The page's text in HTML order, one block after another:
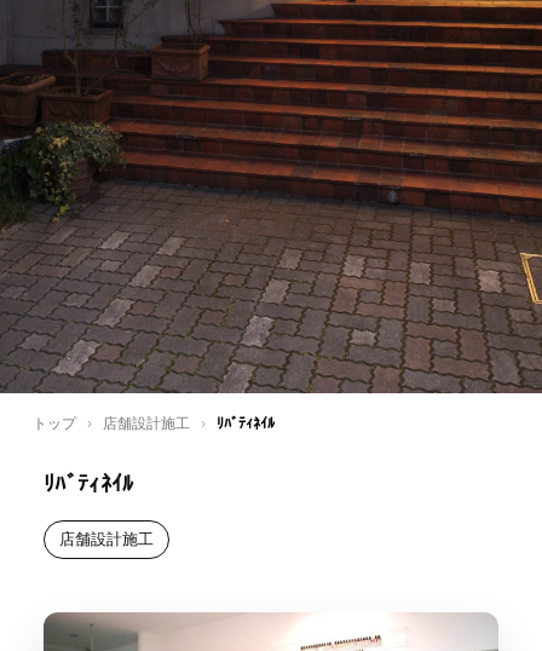
トップ › 店舗設計施工 › ﾘﾊﾞﾃｨﾈｲﾙ
ﾘﾊﾞﾃｨﾈｲﾙ
店舗設計施工